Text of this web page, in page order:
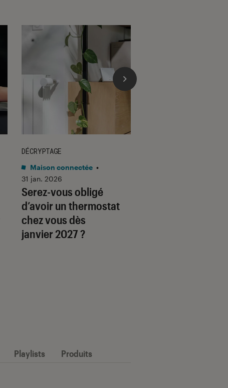
Serez-vous obligé
d’avoir un thermostat
chez vous dès
janvier 2027 ?
DÉCRYPTAGE
Maison connectée •
31 jan. 2026
Playlists Produits